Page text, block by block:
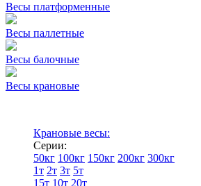
Весы платформенные
Весы паллетные
Весы балочные
Весы крановые
Крановые весы:
Серии:
50кг 100кг 150кг 200кг 300кг
1т 2т 3т 5т
15т 10т 20т